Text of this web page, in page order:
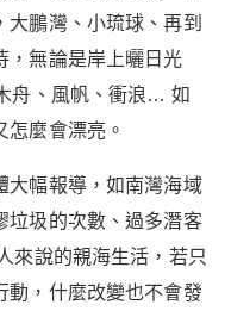
鵬灣、小琉球、再到
，無論是岸上曬日光
舟、風帆、衝浪… 如
怎麼會漂亮。
大幅報導，如南灣海域
垃圾的次數、過多潛客
來說的親海生活，若只
動，什麼改變也不會發